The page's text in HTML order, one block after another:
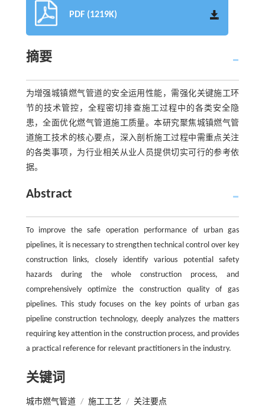
PDF (1219K)
摘要
为增强城镇燃气管道的安全运用性能，需强化关键施工环
节的技术管控，全程密切排查施工过程中的各类安全隐
患，全面优化燃气管道施工质量。本研究聚焦城镇燃气管
道施工技术的核心要点，深入剖析施工过程中需重点关注
的各类事项，为行业相关从业人员提供切实可行的参考依
据。
Abstract
To improve the safe operation performance of urban gas
pipelines, it is necessary to strengthen technical control over key
construction links, closely identify various potential safety
hazards during the whole construction process, and
comprehensively optimize the construction quality of gas
pipelines. This study focuses on the key points of urban gas
pipeline construction technology, deeply analyzes the matters
requiring key attention in the construction process, and provides
a practical reference for relevant practitioners in the industry.
关键词
城市燃气管道 / 施工工艺 / 关注要点